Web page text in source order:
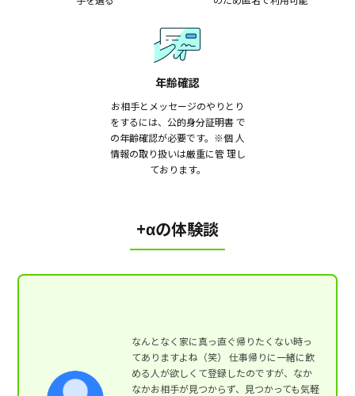
年齢確認
お相手とメッセージのやりとり
をするには、公的身分証明書 で
の年齢確認が必要です。※個 人
情報の取り扱いは厳重に管 理し
ております。
+αの体験談
なんとなく家に真っ直ぐ帰りたくない時っ
てありますよね（笑） 仕事帰りに一緒に飲
める人が欲しくて登録したのですが、なか
なかお相手が見つからず、見つかっても気軽